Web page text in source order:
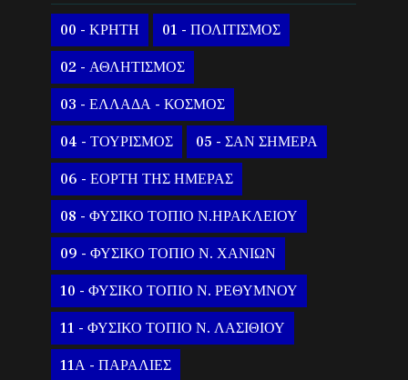
00 - ΚΡΗΤΗ 01 - ΠΟΛΙΤΙΣΜΟΣ
02 - ΑΘΛΗΤΙΣΜΟΣ
03 - ΕΛΛΑΔΑ - ΚΟΣΜΟΣ
04 - ΤΟΥΡΙΣΜΟΣ 05 - ΣΑΝ ΣΗΜΕΡΑ
06 - ΕΟΡΤΗ ΤΗΣ ΗΜΕΡΑΣ
08 - ΦΥΣΙΚΟ ΤΟΠΙΟ Ν.ΗΡΑΚΛΕΙΟΥ
09 - ΦΥΣΙΚΟ ΤΟΠΙΟ Ν. ΧΑΝΙΩΝ
10 - ΦΥΣΙΚΟ ΤΟΠΙΟ Ν. ΡΕΘΥΜΝΟΥ
11 - ΦΥΣΙΚΟ ΤΟΠΙΟ Ν. ΛΑΣΙΘΙΟΥ
11Α - ΠΑΡΑΛΙΕΣ